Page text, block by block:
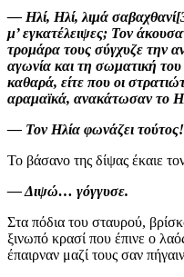
— Ηλί, Ηλί, λιμά
μ’ εγκατέλειψες; Τον
τρομάρα τους σύγχυζε την
αγωνία και τη σωματική
καθαρά, είτε που οι
αραμαϊκά, ανακάτωσαν το
— Τον Ηλία φωνάζει τούτος!
Το βάσανο της δίψας έκαιε
— Διψώ… γόγγυσε.
Στα πόδια του σταυρού,
ξινωπό κρασί που έπινε ο
έπαιρναν μαζί τους σαν